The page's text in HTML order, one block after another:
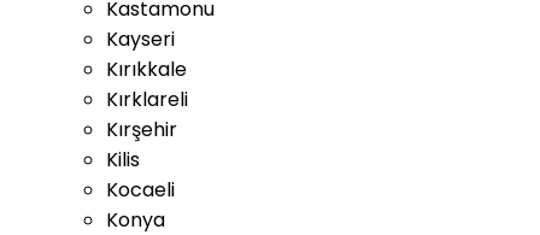
Kastamonu
Kayseri
Kırıkkale
Kırklareli
Kırşehir
Kilis
Kocaeli
Konya